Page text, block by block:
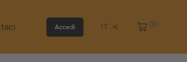
Accedi IT (0)